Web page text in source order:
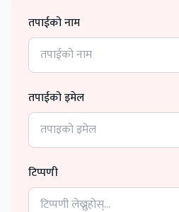
तपाईको नाम
तपाईको इमेल
टिप्पणी